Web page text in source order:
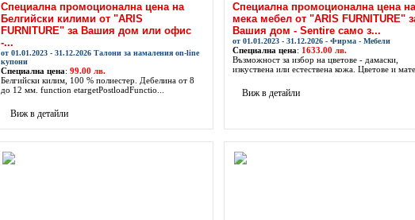
Специална промоционална цена на
Белгийски килими от "ARIS
FURNITURE" за Вашия дом или офис
-...
от 01.01.2023 - 31.12.2026 Талони за намаления on-line
купони
Специална цена: 99.00 лв.
Белгийски килим, 100 % полиестер. Дебелина от 8
до 12 мм. function etargetPostloadFunctio...
Виж в детайли
Специална промоционална цена на
мека мебел от "ARIS FURNITURE"
Вашия дом - Sentire само з...
от 01.01.2023 - 31.12.2026 - Фирма - Мебели
Специална цена: 1633.00 лв.
Възможност за избор на цветове - дамаски,
изкуствена или естествена кожа. Цветове и
Виж в детайли